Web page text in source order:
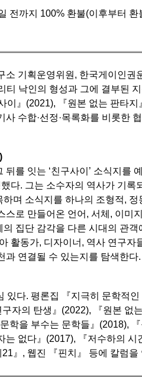
전까지 100% 환불(이후부터 환
기획운영위원, 한국게이인권
티 낙인의 형성과 그에 결부된
이』(2021), 『원본 없는 판타지
수합·선정·목록화를 비롯한
를 잇는 ‘친구사이’ 소식지를
다. 그는 소수자의 역사가 기록
며 소식지를 하나의 조형적, 정
로 만들어온 언어, 서체, 이미
집단 감각을 다른 시대의 관객
활동가, 디자이너, 역사 연구자
과 연결될 수 있는지를 탐색한다.
있다. 평론집 『지극히 문학적
자의 탄생』(2022), 『원본 없
문학을 부수는 문학들』(2018),
없다』(2017), 『저수하의 시
21』, 웹진 『핀치』 등에 칼럼을